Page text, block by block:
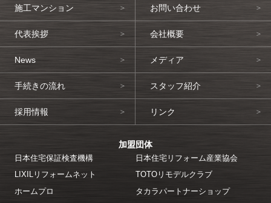
施工マンション お問い合わせ
代表挨拶 会社概要
News メディア
手続きの流れ スタッフ紹介
採用情報 リンク
加盟団体
日本住宅保証検査機構
日本住宅リフォーム産業協会
LIXILリフォームネット
TOTOリモデルクラブ
ホームプロ
タカラパートナーショップ